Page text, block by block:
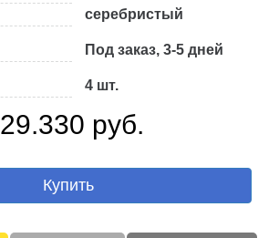
серебристый
Под заказ, 3-5 дней
4 шт.
29.330 руб.
Купить